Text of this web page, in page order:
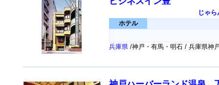
じゃら
ホテル
兵庫県 /神戸・有馬・明石 / 兵庫県神